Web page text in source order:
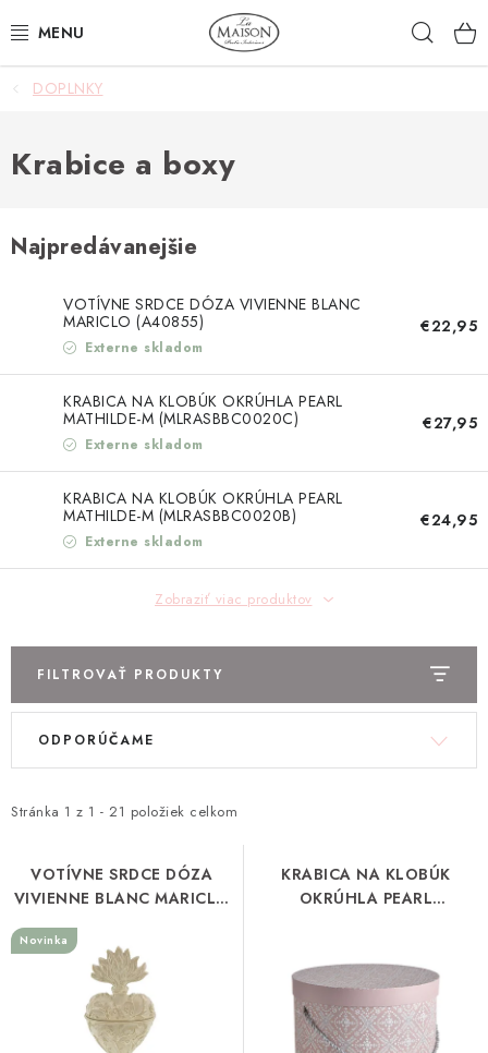
na
NOVINKY
AKCIA
NÁBYTOK
SVIETIDLÁ
DOPLNKY
STOLOVANIE
TEXTIL
KOZMETIKA
DARČEKOVÉ POUKÁŽKY
VŠETKY PRODUKTY
Ako nakupovať Doprava a platba
Obchodné podmienky
Podmienky ochrany osobných údajov
Návod na údržbu nábytku
Reklamačný poriadok
Pravidlá zliav a akcií
Moja objednávka
DOPLNKY
Krabice a boxy
Najpredávanejšie
VOTÍVNE SRDCE DÓZA VIVIENNE BLANC
MARICLO (A40855)
Externe skladom
€22,95
KRABICA NA KLOBÚK OKRÚHLA PEARL
MATHILDE-M (MLRASBBC0020C)
Externe skladom
€27,95
KRABICA NA KLOBÚK OKRÚHLA PEARL
MATHILDE-M (MLRASBBC0020B)
Externe skladom
€24,95
Zobraziť viac produktov
FILTROVAŤ PRODUKTY
V
i
r
o
Stránka 1 z 1 - 21 položiek celkom
R
e
e
p
ODPORÚČAME
VOTÍVNE SRDCE DÓZA
VIVIENNE BLANC MARICLO
Novinka
KRABICA NA KLOBÚK
OKRÚHLA PEARL